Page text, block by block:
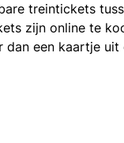
treintickets
zijn online te
dan een kaartje uit